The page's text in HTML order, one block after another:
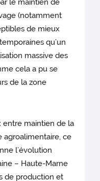
le maintien de
(notamment
de mieux
qu’un
massive des
cela a pu se
de la zone
entre maintien de la
agroalimentaire, ce
l’évolution
– Haute-Marne
de production et